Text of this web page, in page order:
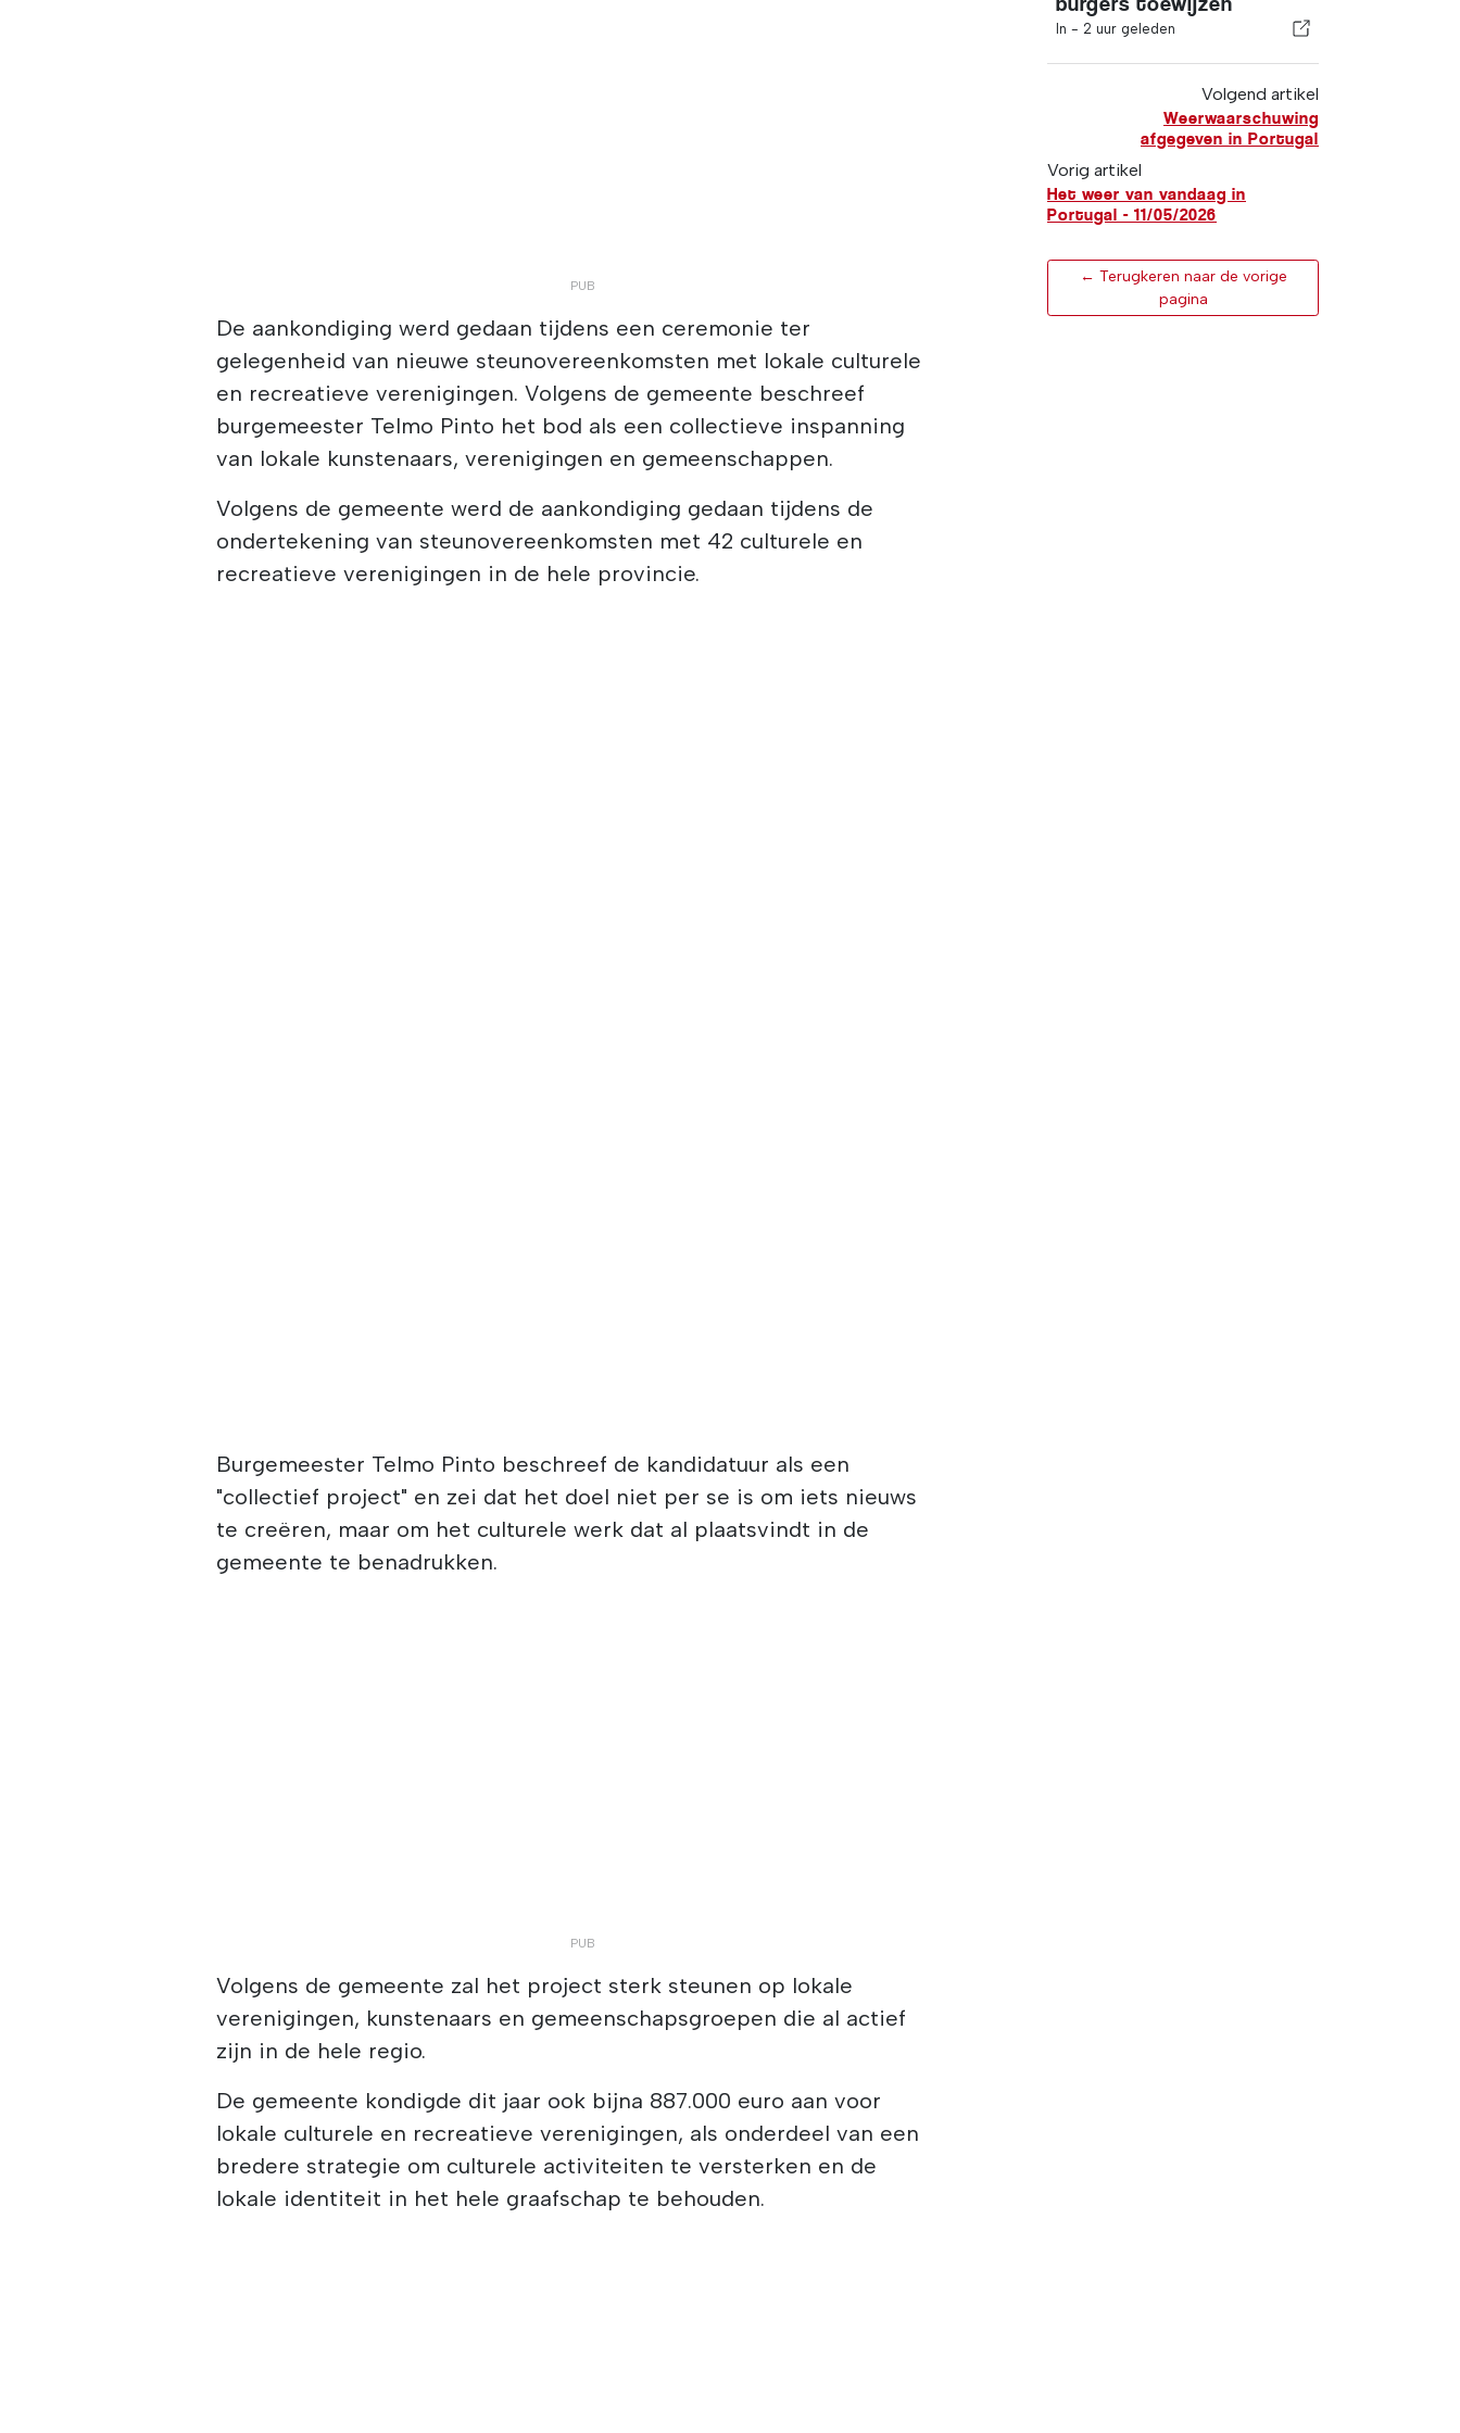
De aankondiging werd gedaan tijdens een ceremonie ter
gelegenheid van nieuwe steunovereenkomsten met lokale culturele
en recreatieve verenigingen. Volgens de gemeente beschreef
burgemeester Telmo Pinto het bod als een collectieve inspanning
van lokale kunstenaars, verenigingen en gemeenschappen.
Volgens de gemeente werd de aankondiging gedaan tijdens de
ondertekening van steunovereenkomsten met 42 culturele en
recreatieve verenigingen in de hele provincie.
Burgemeester Telmo Pinto beschreef de kandidatuur als een
"collectief project" en zei dat het doel niet per se is om iets nieuws
te creëren, maar om het culturele werk dat al plaatsvindt in de
gemeente te benadrukken.
Volgens de gemeente zal het project sterk steunen op lokale
verenigingen, kunstenaars en gemeenschapsgroepen die al actief
zijn in de hele regio.
De gemeente kondigde dit jaar ook bijna 887.000 euro aan voor
lokale culturele en recreatieve verenigingen, als onderdeel van een
bredere strategie om culturele activiteiten te versterken en de
lokale identiteit in het hele graafschap te behouden.
In - 2 uur geleden
Volgend artikel
Weerwaarschuwing
afgegeven in Portugal
Vorig artikel
Het weer van vandaag in
Portugal - 11/05/2026
← Terugkeren naar de vorige
pagina